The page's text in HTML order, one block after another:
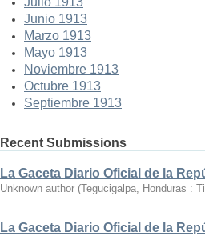
Junio 1913
Marzo 1913
Mayo 1913
Noviembre 1913
Octubre 1913
Septiembre 1913
Recent Submissions
La Gaceta Diario Oficial de la
Unknown author (Tegucigalpa, Honduras :
La Gaceta Diario Oficial de la